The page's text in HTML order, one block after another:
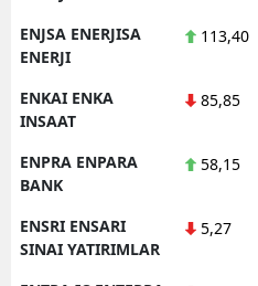
ENJSA ENERJISA
ENERJI
113,40
ENKAI ENKA
INSAAT
85,85
ENPRA ENPARA
BANK
58,15
ENSRI ENSARI
SINAI YATIRIMLAR
5,27